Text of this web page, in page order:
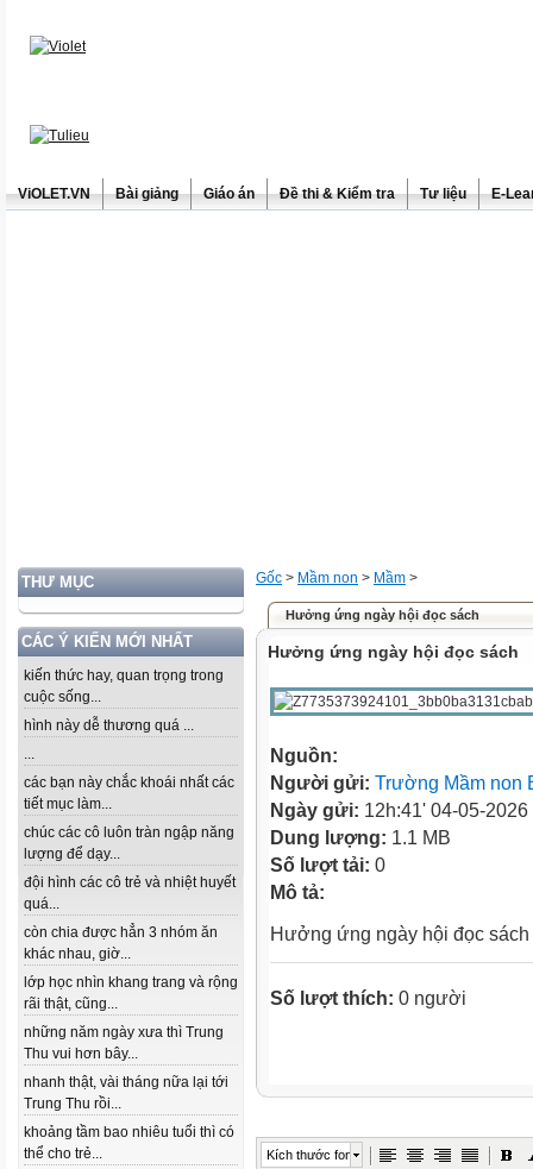
ViOLET.VN Bài giảng Giáo án Đề thi & Kiểm tra Tư liệu E-
THƯ MỤC
CÁC Ý KIẾN MỚI NHẤT
kiến thức hay, quan trọng trong
cuộc sống...
hình này dễ thương quá ...
...
các bạn này chắc khoái nhất các
tiết mục làm...
chúc các cô luôn tràn ngập năng
lượng để dạy...
đội hình các cô trẻ và nhiệt huyết
quá...
còn chia được hẳn 3 nhóm ăn
khác nhau, giờ...
lớp học nhìn khang trang và rộng
rãi thật, cũng...
những năm ngày xưa thì Trung
Thu vui hơn bây...
nhanh thật, vài tháng nữa lại tới
Trung Thu rồi...
khoảng tầm bao nhiêu tuổi thì có
thể cho trẻ...
Gốc > Mầm non > Mầm >
Hưởng ứng ngày hội đọc sách
Hưởng ứng ngày hội đọc sách
Nguồn:
Người gửi: Trường Mầm non
Ngày gửi: 12h:41' 04-05-2026
Dung lượng: 1.1 MB
Số lượt tải: 0
Mô tả:
Hưởng ứng ngày hội đọc sách
Số lượt thích: 0 người
Kích thước font